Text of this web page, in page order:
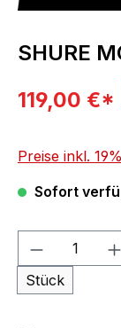
SHURE
Verkaufspreis:
119,00 €*
Preise inkl.
Sofort
Produkt
Stück